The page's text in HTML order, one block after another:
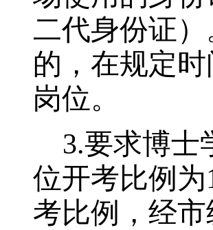
二代身份证
的，在规定
岗位。
3.要求博士
位开考比例为
考比例，经